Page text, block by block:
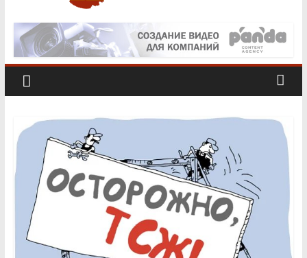
африканского сома втрое
«Юнител Инжиниринг» вложит 1,3 млрд рублей в
производство в Чебоксарах
Деловая
Чувашия.
Новости
бизнеса
и
экономики
Новости